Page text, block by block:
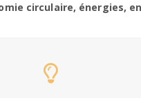
circulaire, énergies,